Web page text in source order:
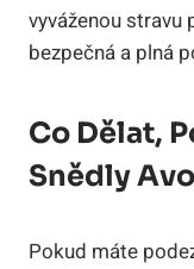
vyváženou stravu
bezpečná a plná
Co Dělat,
Snědly
Pokud máte